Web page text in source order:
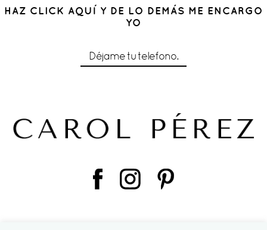
HAZ CLICK AQUÍ Y DE LO DEMÁS ME ENCARGO
YO
Déjame tu telefono.